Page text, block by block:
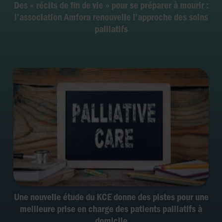
Des « récits de fin de vie » pour se préparer à mourir :
l’association Amfora renouvelle l’approche des soins
palliatifs
Une nouvelle étude du KCE donne des pistes pour une
meilleure prise en charge des patients palliatifs à